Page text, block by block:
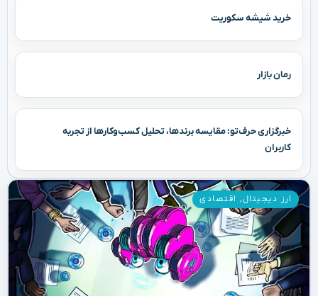
خرید شیشه سکوریت
رمان بازار
خبرگزاری حرف‌تو: مقایسه برندها، تحلیل کسب‌وکارها از تجربه
کاربران
ارز دیجیتال, اقتصادی